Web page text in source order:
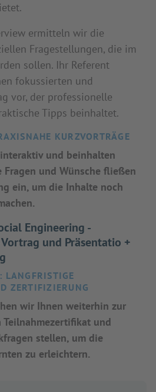
ermitteln wir die
Fragestellungen, die im
sollen. Ihr Referent
fokussierten und
vor, der professionelle
Tipps beinhaltet.
KURZVORTRÄGE
und beinhalten
Fragen und Wünsche fließen
ein, um die Inhalte noch
Engineering -
und Präsentatio +
LANGFRISTIGE
ZERTIFIZIERUNG
wir Ihnen weiterhin zur
Teilnahmezertifikat und
stellen, um die
zu erleichtern.